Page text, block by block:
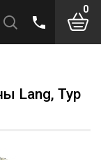
0
Lang, Typ